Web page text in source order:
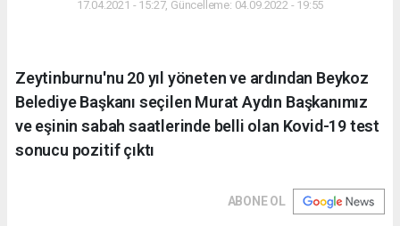
17.04.2021 - 15:27, Güncelleme: 04.09.2022 - 19:55
Zeytinburnu'nu 20 yıl yöneten ve ardından Beykoz
Belediye Başkanı seçilen Murat Aydın Başkanımız
ve eşinin sabah saatlerinde belli olan Kovid-19 test
sonucu pozitif çıktı
ABONE OL